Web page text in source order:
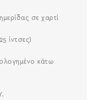
σε χαρτί
ίντσες)
κάτω